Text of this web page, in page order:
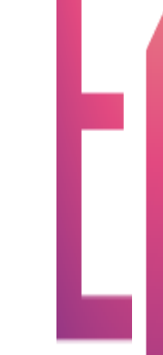
。首先要評估自
款。同時明確借
為一旦取得貸
你的親朋好友無
所提交的個人資
文件係屬於違法行